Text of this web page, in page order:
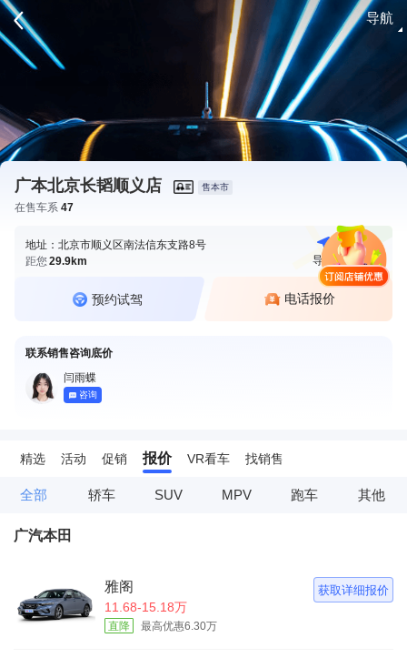
导航
广本北京长韬顺义店 售本市
在售车系 47
地址：北京市顺义区南法信东支路8号
距您29.9km 导航 电话
预约试驾 电话报价
联系销售咨询底价
闫雨蝶
咨询
精选 活动 促销 报价 VR看车 找销售
全部 轿车 SUV MPV 跑车 其他
广汽本田
雅阁
11.68-15.18万
直降 最高优惠6.30万
获取详细报价